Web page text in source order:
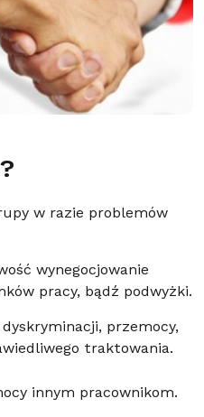
w razie problemów
wynegocjowanie
pracy, bądź podwyżki.
przemocy,
traktowania.
innym pracownikom.